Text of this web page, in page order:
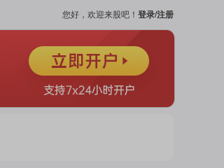
您好，欢迎来股吧！ 登录/注册